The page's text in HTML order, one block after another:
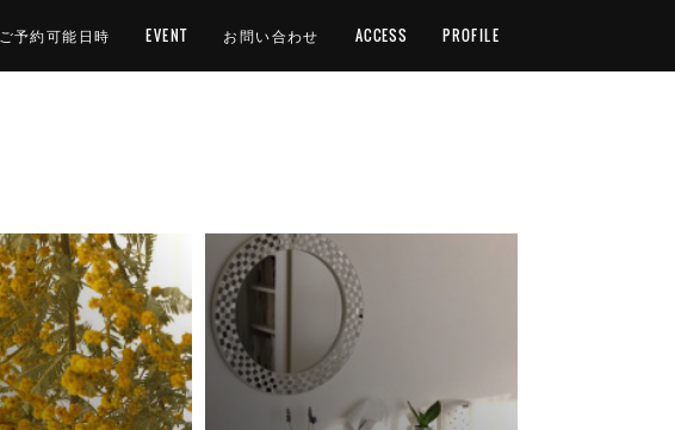
ご予約可能日時 EVENT お問い合わせ ACCESS PROFILE